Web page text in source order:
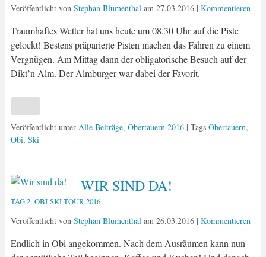
Veröffentlicht von Stephan Blumenthalam 27.03.2016| Kommentieren
Traumhaftes Wetter hat uns heute um 08.30 Uhr auf die Piste
gelockt! Bestens präparierte Pisten machen das Fahren zu einem
Vergnügen. Am Mittag dann der obligatorische Besuch auf der
Dikt’n Alm. Der Almburger war dabei der Favorit.
Veröffentlicht unter Alle Beiträge, Obertauern 2016 | Tags Obertauern,
Obi, Ski
WIR SIND DA!
TAG 2: OBI-SKI-TOUR 2016
Veröffentlicht von Stephan Blumenthalam 26.03.2016| Kommentieren
Endlich in Obi angekommen. Nach dem Ausräumen kann nun